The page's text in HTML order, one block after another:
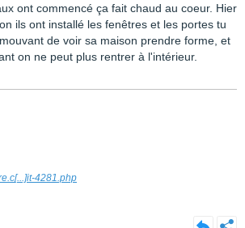
ont commencé ça fait chaud au coeur. Hier
ils ont installé les fenêtres et les portes tu
de voir sa maison prendre forme, et
on ne peut plus rentrer à l'intérieur.
[...]it-4281.php